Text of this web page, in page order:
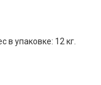
в упаковке: 12 кг.